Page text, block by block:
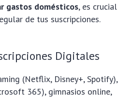
gastos domésticos, es crucial
de tus suscripciones.
Digitales
(Netflix, Disney+, Spotify),
365), gimnasios online,